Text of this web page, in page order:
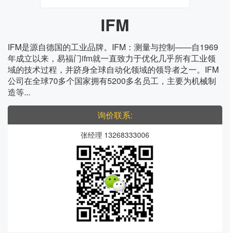
IFM
IFM是源自德国的工业品牌。IFM：测量与控制——自1969
年成立以来，易福门ifm就一直致力于优化几乎所有工业领
域的技术过程，并跻身全球自动化领域的领导者之一。IFM
公司在全球70多个国家拥有5200多名员工，主要为机械制
造等...
询价联系:
张经理 13268333006